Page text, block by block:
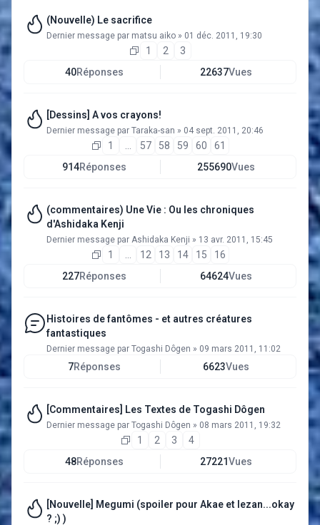
(Nouvelle) Le sacrifice
Dernier message par matsu aiko » 01 déc. 2011, 19:30
1 2
3
40Réponses 22637Vues
[Dessins] A vos crayons!
Dernier message par Taraka-san » 04 sept. 2011, 20:46
1 57 58 59 60
61
914Réponses 255690Vues
(commentaires) Une Vie : Ou les chroniques
d'Ashidaka Kenji
Dernier message par Ashidaka Kenji » 13 avr. 2011, 15:45
1 12 13 14 15
16
227Réponses 64624Vues
Histoires de fantômes - et autres créatures
fantastiques
Dernier message par Togashi Dôgen » 09 mars 2011, 11:02
7Réponses 6623Vues
[Commentaires] Les Textes de Togashi Dôgen
Dernier message par Togashi Dôgen » 08 mars 2011, 19:32
1 2 3
4
48Réponses 27221Vues
[Nouvelle] Megumi (spoiler pour Akae et Iezan...okay
? ;) )